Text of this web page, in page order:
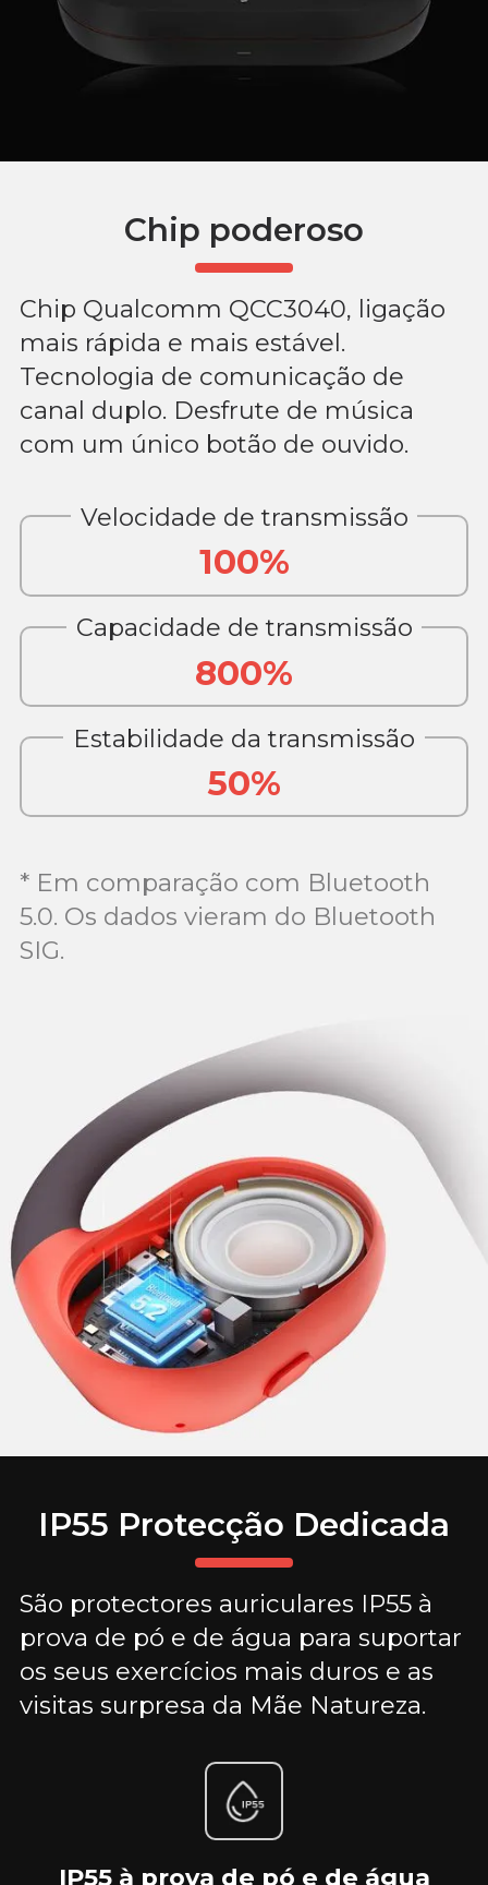
Chip poderoso
Chip Qualcomm QCC3040, ligação
mais rápida e mais estável.
Tecnologia de comunicação de
canal duplo. Desfrute de música
com um único botão de ouvido.
Velocidade de transmissão
100%
Capacidade de transmissão
800%
Estabilidade da transmissão
50%
* Em comparação com Bluetooth
5.0. Os dados vieram do Bluetooth
SIG.
IP55 Protecção Dedicada
São protectores auriculares IP55 à
prova de pó e de água para suportar
os seus exercícios mais duros e as
visitas surpresa da Mãe Natureza.
IP55 à prova de pó e de água